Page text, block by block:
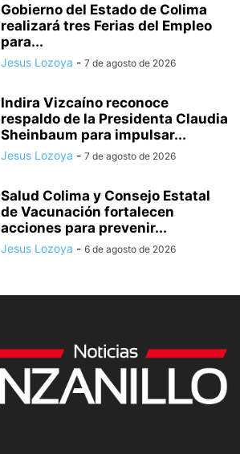
Gobierno del Estado de Colima
realizará tres Ferias del Empleo
para...
Jesus Lozoya - 7 de agosto de 2026
Indira Vizcaíno reconoce
respaldo de la Presidenta Claudia
Sheinbaum para impulsar...
Jesus Lozoya - 7 de agosto de 2026
Salud Colima y Consejo Estatal
de Vacunación fortalecen
acciones para prevenir...
Jesus Lozoya - 6 de agosto de 2026